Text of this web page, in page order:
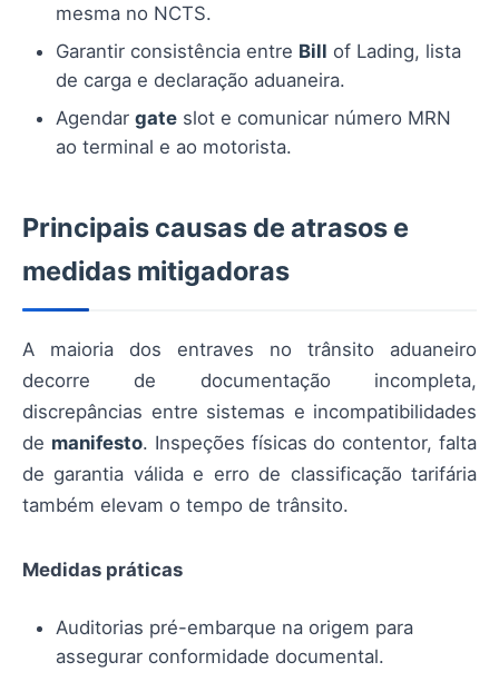
mesma no NCTS.
Garantir consistência entre Bill of Lading, lista
de carga e declaração aduaneira.
Agendar gate slot e comunicar número MRN
ao terminal e ao motorista.
Principais causas de atrasos e
medidas mitigadoras
A maioria dos entraves no trânsito aduaneiro
decorre de documentação incompleta,
discrepâncias entre sistemas e incompatibilidades
de manifesto. Inspeções físicas do contentor, falta
de garantia válida e erro de classificação tarifária
também elevam o tempo de trânsito.
Medidas práticas
Auditorias pré-embarque na origem para
assegurar conformidade documental.